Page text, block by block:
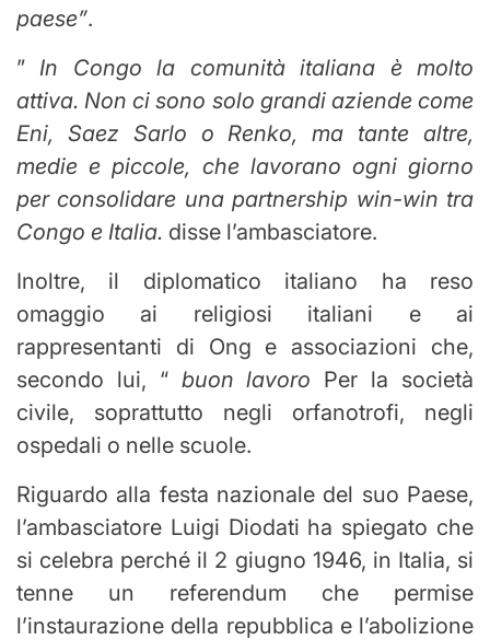
paese”.
”In Congo la comunità italiana è molto
attiva. Non ci sono solo grandi aziende come
Eni, Saez Sarlo o Renko, ma tante altre,
medie e piccole, che lavorano ogni giorno
per consolidare una partnership win-win tra
Congo e Italia. disse l’ambasciatore.
Inoltre, il diplomatico italiano ha reso
omaggio ai religiosi italiani e ai
rappresentanti di Ong e associazioni che,
secondo lui, “ buon lavoro Per la società
civile, soprattutto negli orfanotrofi, negli
ospedali o nelle scuole.
Riguardo alla festa nazionale del suo Paese,
l’ambasciatore Luigi Diodati ha spiegato che
si celebra perché il 2 giugno 1946, in Italia, si
tenne un referendum che permise
l’instaurazione della repubblica e l’abolizione